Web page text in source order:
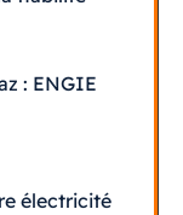
: ENGIE
électricité